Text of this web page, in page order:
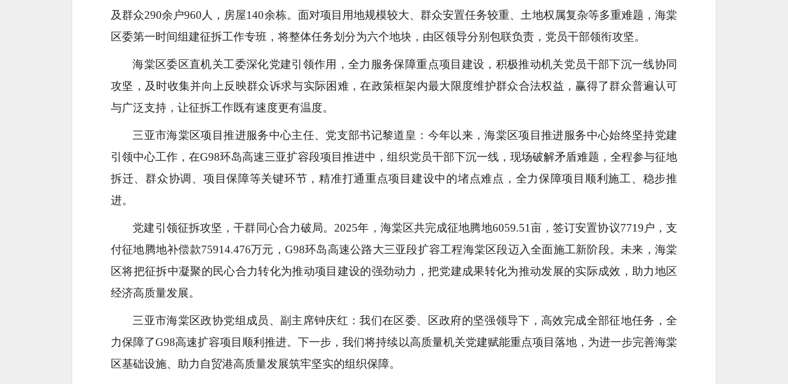
及群众290余户960人，房屋140余栋。面对项目用地规模较大、群众安置任务较重、土地权属复杂等多重难题，海棠
区委第一时间组建征拆工作专班，将整体任务划分为六个地块，由区领导分别包联负责，党员干部领衔攻坚。
海棠区委区直机关工委深化党建引领作用，全力服务保障重点项目建设，积极推动机关党员干部下沉一线协同
攻坚，及时收集并向上反映群众诉求与实际困难，在政策框架内最大限度维护群众合法权益，赢得了群众普遍认可
与广泛支持，让征拆工作既有速度更有温度。
三亚市海棠区项目推进服务中心主任、党支部书记黎道皇：今年以来，海棠区项目推进服务中心始终坚持党建
引领中心工作，在G98环岛高速三亚扩容段项目推进中，组织党员干部下沉一线，现场破解矛盾难题，全程参与征地
拆迁、群众协调、项目保障等关键环节，精准打通重点项目建设中的堵点难点，全力保障项目顺利施工、稳步推
进。
党建引领征拆攻坚，干群同心合力破局。2025年，海棠区共完成征地腾地6059.51亩，签订安置协议7719户，支
付征地腾地补偿款75914.476万元，G98环岛高速公路大三亚段扩容工程海棠区段迈入全面施工新阶段。未来，海棠
区将把征拆中凝聚的民心合力转化为推动项目建设的强劲动力，把党建成果转化为推动发展的实际成效，助力地区
经济高质量发展。
三亚市海棠区政协党组成员、副主席钟庆红：我们在区委、区政府的坚强领导下，高效完成全部征地任务，全
力保障了G98高速扩容项目顺利推进。下一步，我们将持续以高质量机关党建赋能重点项目落地，为进一步完善海棠
区基础设施、助力自贸港高质量发展筑牢坚实的组织保障。